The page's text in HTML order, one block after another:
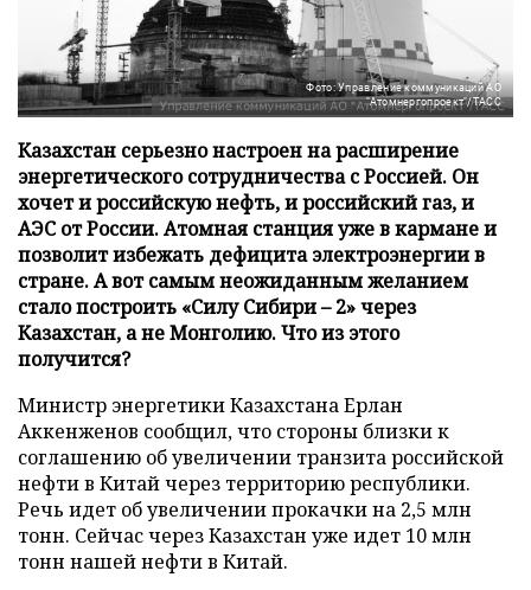
Фото: Управление коммуникаций АО
"Атомнергопроект"/ТАСС
Казахстан серьезно настроен на расширение
энергетического сотрудничества с Россией. Он
хочет и российскую нефть, и российский газ, и
АЭС от России. Атомная станция уже в кармане и
позволит избежать дефицита электроэнергии в
стране. А вот самым неожиданным желанием
стало построить «Силу Сибири – 2» через
Казахстан, а не Монголию. Что из этого
получится?
Министр энергетики Казахстана Ерлан
Аккенженов сообщил, что стороны близки к
соглашению об увеличении транзита российской
нефти в Китай через территорию республики.
Речь идет об увеличении прокачки на 2,5 млн
тонн. Сейчас через Казахстан уже идет 10 млн
тонн нашей нефти в Китай.